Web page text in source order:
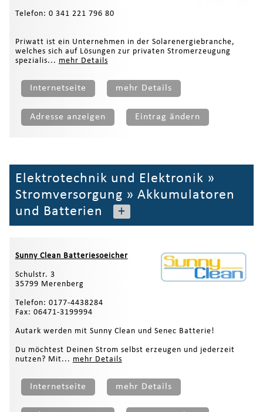
Telefon: 0 341 221 796 80
Priwatt ist ein Unternehmen in der Solarenergiebranche,
welches sich auf Lösungen zur privaten Stromerzeugung
spezialis... mehr Details
Internetseite mehr Details
Adresse anzeigen Eintrag ändern
Elektrotechnik und Elektronik »
Stromversorgung » Akkumulatoren
und Batterien
+
Sunny Clean Batteriesoeicher
Schulstr. 3
35799 Merenberg
Telefon: 0177-4438284
Fax: 06471-3199994
Autark werden mit Sunny Clean und Senec Batterie!
Du möchtest Deinen Strom selbst erzeugen und jederzeit
nutzen? Mit... mehr Details
Internetseite mehr Details